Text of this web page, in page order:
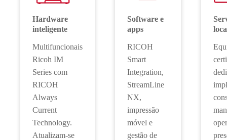
Hardware
inteligente
Multifuncionais
Ricoh IM
Series com
RICOH
Always
Current
Technology.
Atualizam-se
Software e
apps
RICOH
Smart
Integration,
StreamLine
NX,
impressão
móvel e
gestão de